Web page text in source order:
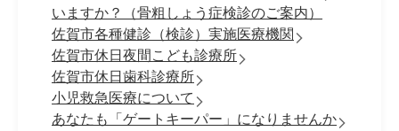
いますか？（骨粗しょう症検診のご案内）
佐賀市各種健診（検診）実施医療機関
佐賀市休日夜間こども診療所
佐賀市休日歯科診療所
小児救急医療について
あなたも「ゲートキーパー」になりませんか